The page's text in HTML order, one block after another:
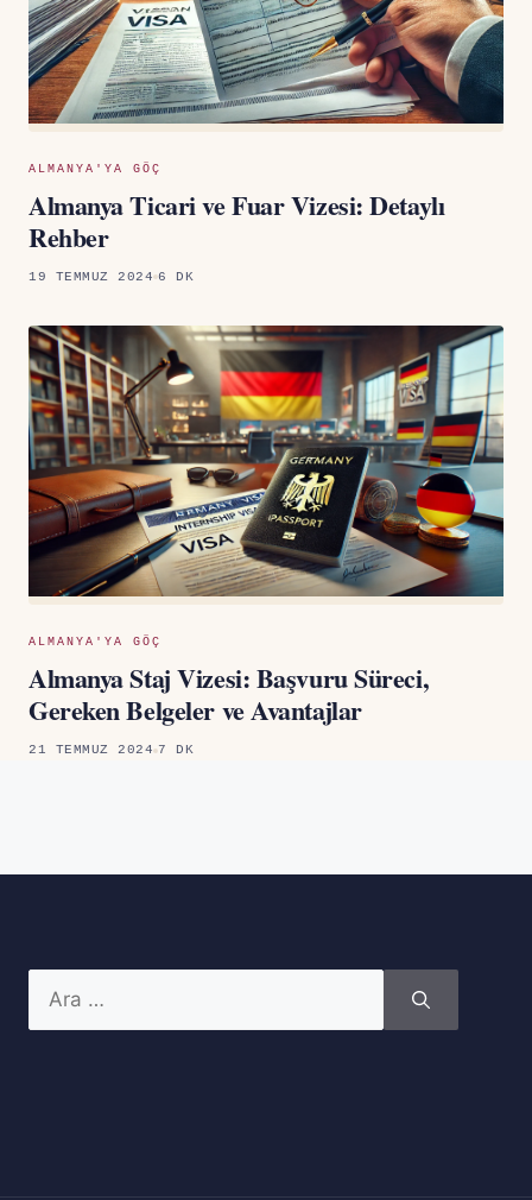
ALMANYA'YA GÖÇ
Almanya Ticari ve Fuar Vizesi: Detaylı
Rehber
19 TEMMUZ 2024 6 DK
ALMANYA'YA GÖÇ
Almanya Staj Vizesi: Başvuru Süreci,
Gereken Belgeler ve Avantajlar
21 TEMMUZ 2024 7 DK
ara